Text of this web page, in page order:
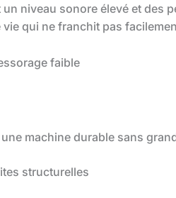
niveau sonore élevé et des
qui ne franchit pas
faible
une machine durable sans
structurelles